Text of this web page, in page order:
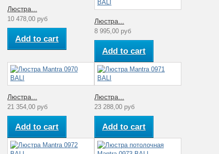
Люстра...
10 478,00 руб
Add to cart
Люстра...
8 995,00 руб
Add to cart
Люстра...
21 354,00 руб
Add to cart
Люстра...
23 288,00 руб
Add to cart